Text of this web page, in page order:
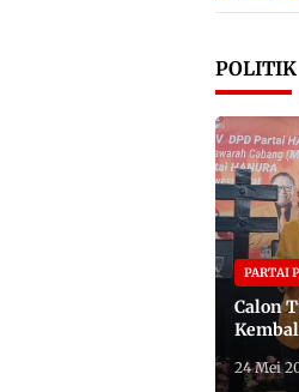
POLITIK
PARTAI
Calon
24 Mei